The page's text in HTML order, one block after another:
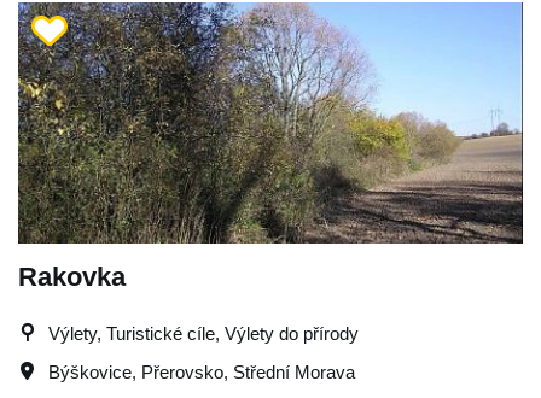
Rakovka
Výlety, Turistické cíle, Výlety do přírody
Býškovice, Přerovsko, Střední Morava